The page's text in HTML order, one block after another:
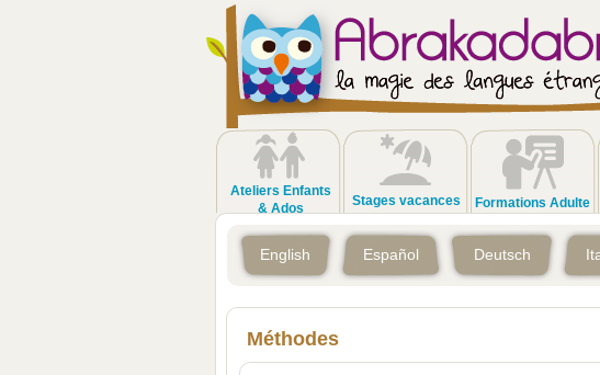
Ateliers Enfants
& Ados
Stages vacances Formations Adulte
English Español Deutsch
Méthodes